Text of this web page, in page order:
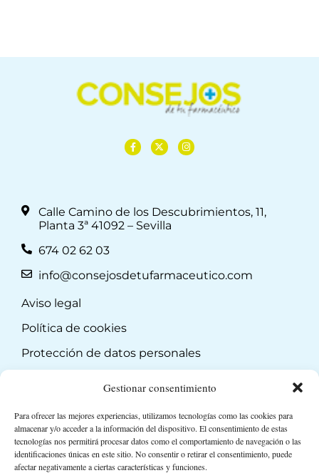
Gestionar consentimiento
Para ofrecer las mejores experiencias, utilizamos tecnologías como las cookies para
almacenar y/o acceder a la información del dispositivo. El consentimiento de estas
tecnologías nos permitirá procesar datos como el comportamiento de navegación o las
identificaciones únicas en este sitio. No consentir o retirar el consentimiento, puede
afectar negativamente a ciertas características y funciones.
Calle Camino de los Descubrimientos, 11,
Planta 3ª 41092 – Sevilla
674 02 62 03
info@consejosdetufarmaceutico.com
Aviso legal
Política de cookies
Protección de datos personales